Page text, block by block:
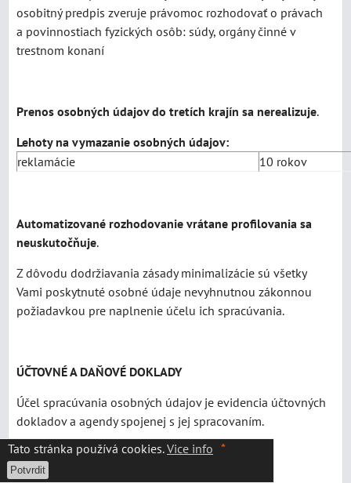
osobitný predpis zveruje právomoc rozhodovať o právach
a povinnostiach fyzických osôb: súdy, orgány činné v
trestnom konaní
Prenos osobných údajov do tretích krajín sa nerealizuje.
Lehoty na vymazanie osobných údajov:
reklamácie
10 rokov
Automatizované rozhodovanie vrátane profilovania sa
neuskutočňuje.
Z dôvodu dodržiavania zásady minimalizácie sú všetky
Vami poskytnuté osobné údaje nevyhnutnou zákonnou
požiadavkou pre naplnenie účelu ich spracúvania.
ÚČTOVNÉ A DAŇOVÉ DOKLADY
Účel spracúvania osobných údajov je evidencia účtovných
dokladov a agendy spojenej s jej spracovaním.
Tato stránka používá cookies.Vice info *
Potvrdit